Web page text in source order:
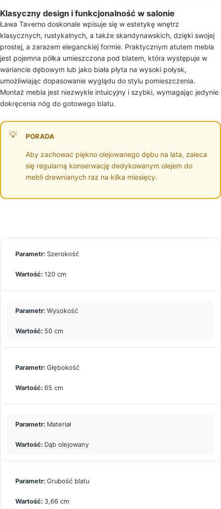
Klasyczny design i funkcjonalność w salonie
Ława Taverno doskonale wpisuje się w estetykę wnętrz
klasycznych, rustykalnych, a także skandynawskich, dzięki swojej
prostej, a zarazem eleganckiej formie. Praktycznym atutem mebla
jest pojemna półka umieszczona pod blatem, która występuje w
wariancie dębowym lub jako biała płyta na wysoki połysk,
umożliwiając dopasowanie wyglądu do stylu pomieszczenia.
Montaż mebla jest niezwykle intuicyjny i szybki, wymagając jedynie
dokręcenia nóg do gotowego blatu.
PORADA
Aby zachować piękno olejowanego dębu na lata, zaleca
się regularną konserwację dedykowanym olejem do
mebli drewnianych raz na kilka miesięcy.
Szerokość
120 cm
Wysokość
50 cm
Głębokość
65 cm
Materiał
Dąb olejowany
Grubość blatu
3,66 cm